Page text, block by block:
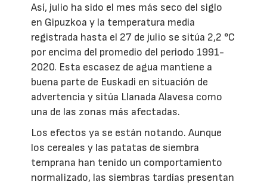
Así, julio ha sido el mes más seco del siglo
en Gipuzkoa y la temperatura media
registrada hasta el 27 de julio se sitúa 2,2 °C
por encima del promedio del periodo 1991-
2020. Esta escasez de agua mantiene a
buena parte de Euskadi en situación de
advertencia y sitúa Llanada Alavesa como
una de las zonas más afectadas.
Los efectos ya se están notando. Aunque
los cereales y las patatas de siembra
temprana han tenido un comportamiento
normalizado, las siembras tardías presentan